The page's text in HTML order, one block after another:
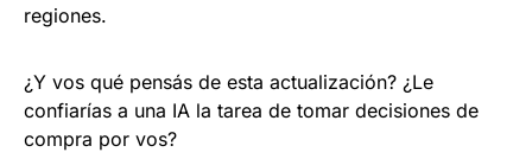
regiones.
¿Y vos qué pensás de esta actualización? ¿Le
confiarías a una IA la tarea de tomar decisiones de
compra por vos?